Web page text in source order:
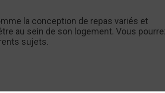
la conception de repas variés et
au sein de son logement. Vous
sujets.